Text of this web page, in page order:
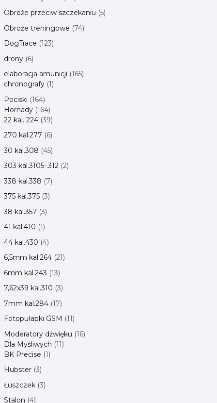
Obroże przeciw szczekaniu 5
Obroże treningowe 74
DogTrace 123
drony 6
elaboracja amunicji 165
chronografy 1
Pociski 164
Hornady 164
22 kal. 224 39
270 kal.277 6
30 kal.308 45
303 kal.3105-.312 2
338 kal.338 7
375 kal.375 3
38 kal.357 3
41 kal.410 1
44 kal.430 4
6,5mm kal.264 21
6mm kal.243 13
7,62x39 kal.310 3
7mm kal.284 17
Fotopułapki GSM 11
Moderatory dźwięku 16
Dla Myśliwych 11
BK Precise 1
Hubster 3
Łuszczek 3
Stalon 4